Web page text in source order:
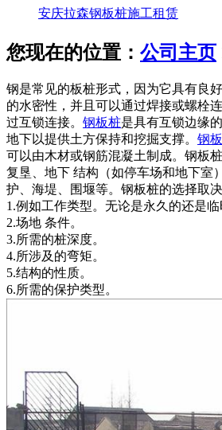
安庆拉森钢板桩施工租赁
您现在的位置： 公司主页
钢是常见的板桩形式，因为它具有良
的水密性，并且可以通过焊接或螺栓
过互锁连接。 钢板桩是具有互锁边缘
地下以提供土方保持和挖掘支撑。 钢
可以由木材或钢筋混凝土制成。 钢板
复垦、地下 结构（如停车场和地下室
护、海堤、围堰等。 钢板桩的选择取
1.例如工作类型。无论是永久的还是临
2.场地 条件。
3.所需的桩深度。
4.所涉及的弯矩。
5.结构的性质。
6.所需的保护类型。